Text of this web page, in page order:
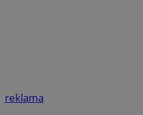
reklama